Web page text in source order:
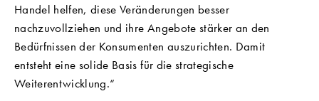
Handel helfen, diese Veränderungen besser
nachzuvollziehen und ihre Angebote stärker an den
Bedürfnissen der Konsumenten auszurichten. Damit
entsteht eine solide Basis für die strategische
Weiterentwicklung.“